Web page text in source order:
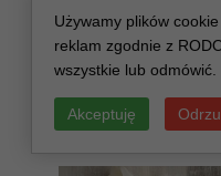
Chrzestnego
Rama i kwiaty ,
Flowerbox Serce
dla chrzestnych
na Komunię
Używamy plików
reklam zgodnie z
wszystkie lub odmówić.
Akceptuję